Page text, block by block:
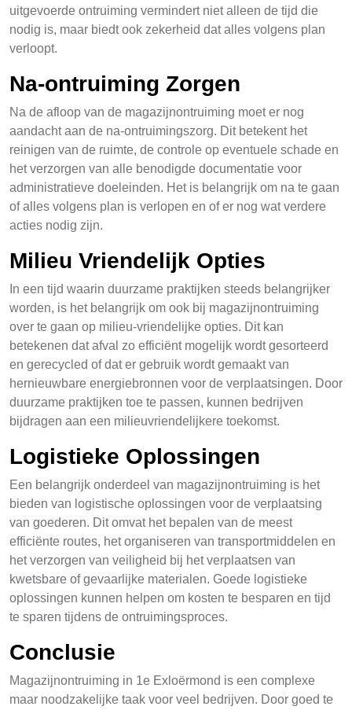
uitgevoerde ontruiming vermindert niet alleen de tijd die
nodig is, maar biedt ook zekerheid dat alles volgens plan
verloopt.
Na-ontruiming Zorgen
Na de afloop van de magazijnontruiming moet er nog
aandacht aan de na-ontruimingszorg. Dit betekent het
reinigen van de ruimte, de controle op eventuele schade en
het verzorgen van alle benodigde documentatie voor
administratieve doeleinden. Het is belangrijk om na te gaan
of alles volgens plan is verlopen en of er nog wat verdere
acties nodig zijn.
Milieu Vriendelijk Opties
In een tijd waarin duurzame praktijken steeds belangrijker
worden, is het belangrijk om ook bij magazijnontruiming
over te gaan op milieu-vriendelijke opties. Dit kan
betekenen dat afval zo efficiënt mogelijk wordt gesorteerd
en gerecycled of dat er gebruik wordt gemaakt van
hernieuwbare energiebronnen voor de verplaatsingen. Door
duurzame praktijken toe te passen, kunnen bedrijven
bijdragen aan een milieuvriendelijkere toekomst.
Logistieke Oplossingen
Een belangrijk onderdeel van magazijnontruiming is het
bieden van logistische oplossingen voor de verplaatsing
van goederen. Dit omvat het bepalen van de meest
efficiënte routes, het organiseren van transportmiddelen en
het verzorgen van veiligheid bij het verplaatsen van
kwetsbare of gevaarlijke materialen. Goede logistieke
oplossingen kunnen helpen om kosten te besparen en tijd
te sparen tijdens de ontruimingsproces.
Conclusie
Magazijnontruiming in 1e Exloërmond is een complexe
maar noodzakelijke taak voor veel bedrijven. Door goed te